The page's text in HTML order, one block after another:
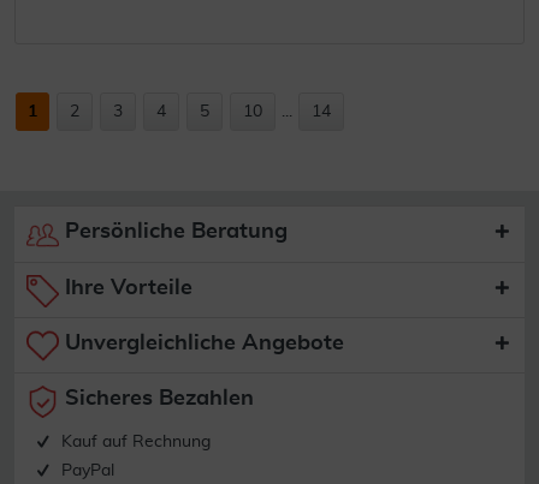
1 2 3 4 5 10 ... 14
Persönliche Beratung
Ihre Vorteile
Unvergleichliche Angebote
Sicheres Bezahlen
Kauf auf Rechnung
PayPal